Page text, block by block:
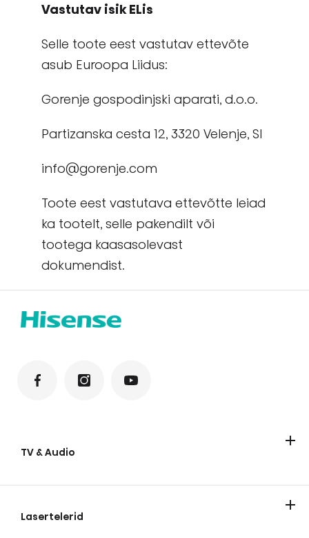
Vastutav isik ELis
Selle toote eest vastutav ettevõte
asub Euroopa Liidus:
Gorenje gospodinjski aparati, d.o.o.
Partizanska cesta 12, 3320 Velenje, Sl
info@gorenje.com
Toote eest vastutava ettevõtte leiad
ka tootelt, selle pakendilt või
tootega kaasasolevast
dokumendist.
TV & Audio
Lasertelerid